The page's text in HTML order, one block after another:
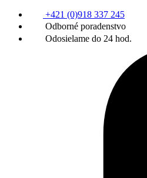
+421 (0)918 337 245
Odborné poradenstvo
Odosielame do 24 hod.